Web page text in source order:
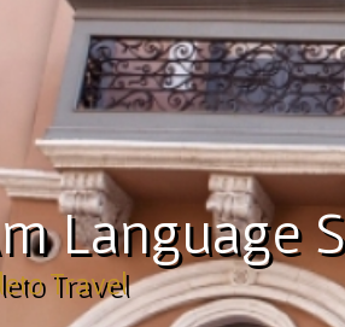
Language
Travel